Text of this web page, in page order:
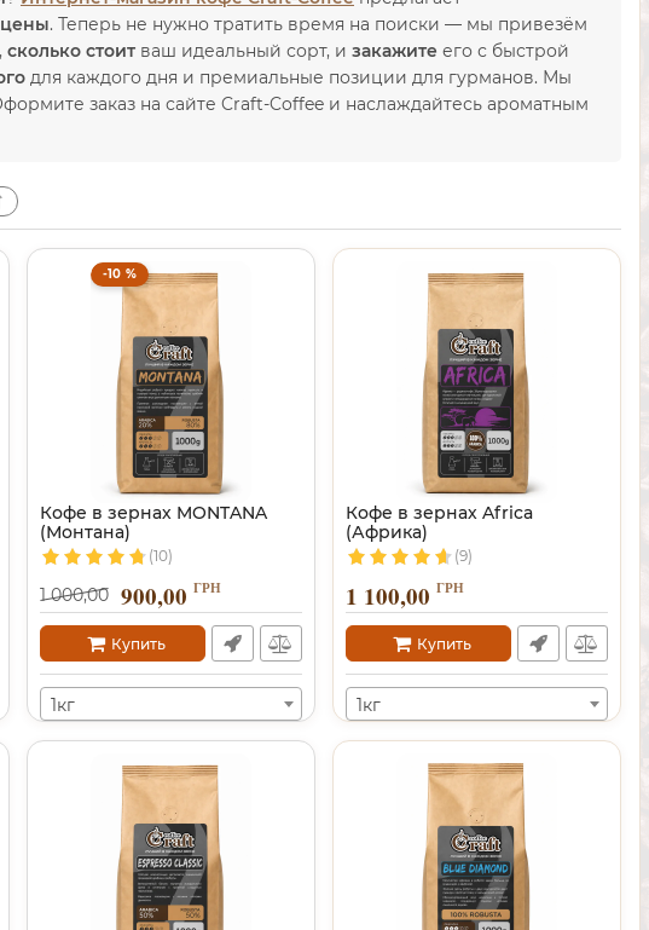
цены. Теперь не нужно тратить время на поиски — мы привезём
сколько стоит ваш идеальный сорт, и закажите его с быстрой
для каждого дня и премиальные позиции для гурманов. Мы
заказ на сайте Craft-Coffee и наслаждайтесь ароматным
-10 %
Кофе в зернах MONTANA
(Монтана)
(10)
1 000,00 900,00 ГРН
Купить
1кг
Кофе в зернах Africa
(Африка)
(9)
1 100,00 ГРН
Купить
1кг